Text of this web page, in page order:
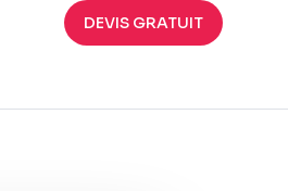
DEVIS GRATUIT